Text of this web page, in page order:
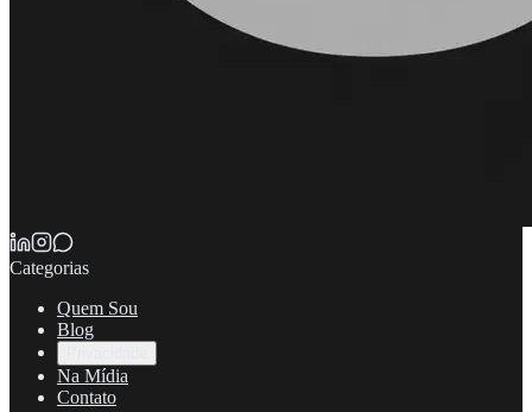
Categorias
Quem Sou
Blog
Na Mídia
Contato